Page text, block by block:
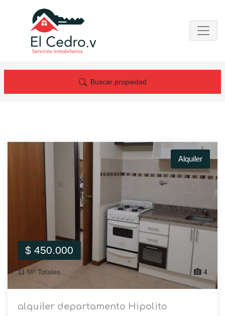
Buscar propiedad
Alquiler
$ 450.000
11 M² Totales 4
alquiler departamento Hipolito